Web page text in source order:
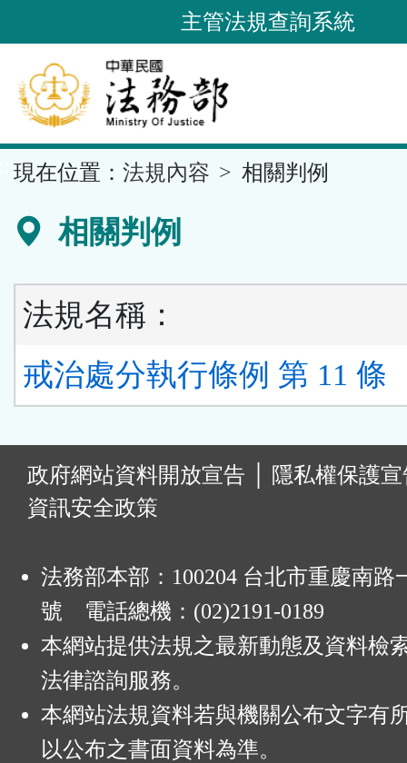
到
要
內
容
區
主管法規查詢系統
現在位置： 法規內容 相關判例
相關判例
法規名稱：
戒治處分執行條例 第 11 條
政府網站資料開放宣告
隱私權保護
資訊安全政策
法務部本部：100204 台北市重慶南路
號 電話總機：(02)2191-0189
本網站提供法規之最新動態及資料檢
法律諮詢服務。
本網站法規資料若與機關公布文字有
以公布之書面資料為準。